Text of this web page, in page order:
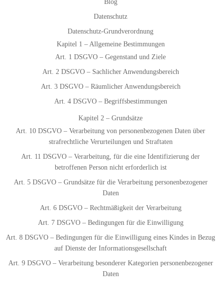
Blog
Datenschutz
Datenschutz-Grundverordnung
Kapitel 1 – Allgemeine Bestimmungen
Art. 1 DSGVO – Gegenstand und Ziele
Art. 2 DSGVO – Sachlicher Anwendungsbereich
Art. 3 DSGVO – Räumlicher Anwendungsbereich
Art. 4 DSGVO – Begriffsbestimmungen
Kapitel 2 – Grundsätze
Art. 10 DSGVO – Verarbeitung von personenbezogenen Daten über
strafrechtliche Verurteilungen und Straftaten
Art. 11 DSGVO – Verarbeitung, für die eine Identifizierung der
betroffenen Person nicht erforderlich ist
Art. 5 DSGVO – Grundsätze für die Verarbeitung personenbezogener
Daten
Art. 6 DSGVO – Rechtmäßigkeit der Verarbeitung
Art. 7 DSGVO – Bedingungen für die Einwilligung
Art. 8 DSGVO – Bedingungen für die Einwilligung eines Kindes in Bezug
auf Dienste der Informationsgesellschaft
Art. 9 DSGVO – Verarbeitung besonderer Kategorien personenbezogener
Daten